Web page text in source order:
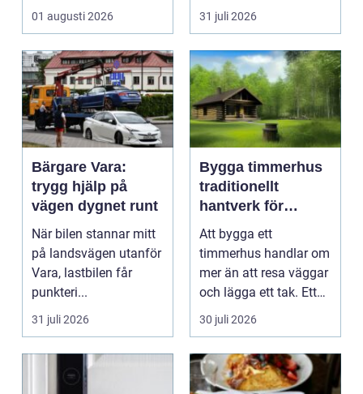
få belysning och uttag
på rätt pl...
01 augusti 2026
mäklare Värnamo
påve...
31 juli 2026
Bärgare Vara:
trygg hjälp på
vägen dygnet runt
När bilen stannar mitt
på landsvägen utanför
Vara, lastbilen får
punkteri...
31 juli 2026
Bygga timmerhus
traditionellt
hantverk för
moderna behov
Att bygga ett
timmerhus handlar om
mer än att resa väggar
och lägga ett tak. Ett
timmerhus är ett lå...
30 juli 2026